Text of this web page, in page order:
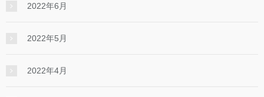
2022年6月
2022年5月
2022年4月